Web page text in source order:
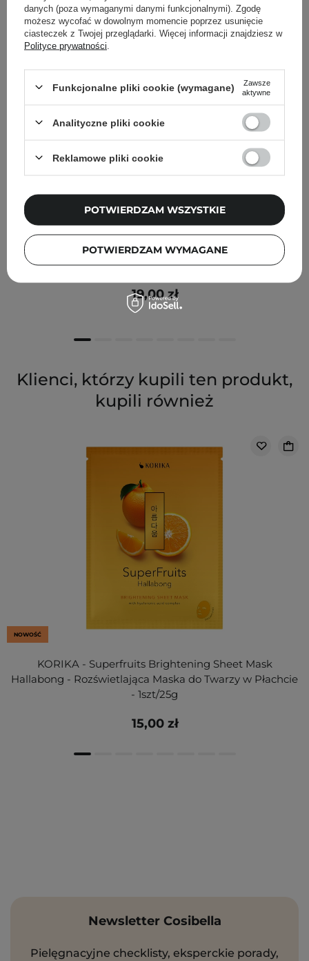
WYBÓR KOSMETOLOGA
Ma:nyo - Bifida Biome Ampoule Toner - Nawilżający
Tonik-Ampułka z Fermentem Bifida - 30ml
19,00 zł
Klienci, którzy kupili ten produkt,
kupili również
NOWOŚĆ
KORIKA - Superfruits Brightening Sheet Mask
Hallabong - Rozświetlająca Maska do Twarzy w Płachcie
- 1szt/25g
15,00 zł
Newsletter Cosibella
Pielęgnacyjne checklisty, eksperckie porady,
danych (poza wymaganymi danymi funkcjonalnymi). Zgodę
możesz wycofać w dowolnym momencie poprzez usunięcie
ciasteczek z Twojej przeglądarki. Więcej informacji znajdziesz w
Polityce prywatności
Funkcjonalne pliki cookie (wymagane)
Zawsze
aktywne
Analityczne pliki cookie
Reklamowe pliki cookie
POTWIERDZAM WYMAGANE
POTWIERDZAM WSZYSTKIE